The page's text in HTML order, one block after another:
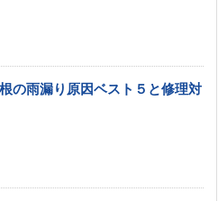
の雨漏り原因ベスト５と修理対